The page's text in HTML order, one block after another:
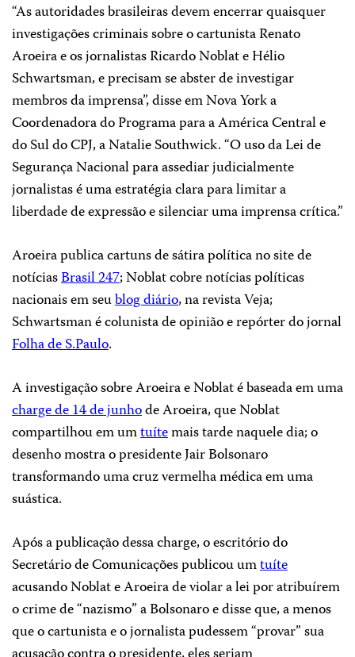
“As autoridades brasileiras devem encerrar quaisquer
investigações criminais sobre o cartunista Renato
Aroeira e os jornalistas Ricardo Noblat e Hélio
Schwartsman, e precisam se abster de investigar
membros da imprensa”, disse em Nova York a
Coordenadora do Programa para a América Central e
do Sul do CPJ, a Natalie Southwick. “O uso da Lei de
Segurança Nacional para assediar judicialmente
jornalistas é uma estratégia clara para limitar a
liberdade de expressão e silenciar uma imprensa crítica.”
Aroeira publica cartuns de sátira política no site de
notíciasBrasil 247; Noblat cobre notícias políticas
nacionais em seublog diário, na revista Veja;
Schwartsman é colunista de opinião e repórter do jornal
Folha de S.Paulo.
A investigação sobre Aroeira e Noblat é baseada em uma
charge de 14 de junhode Aroeira, que Noblat
compartilhou em umtuítemais tarde naquele dia; o
desenho mostra o presidente Jair Bolsonaro
transformando uma cruz vermelha médica em uma
suástica.
Após a publicação dessa charge, o escritório do
Secretário de Comunicações publicou umtuíte
acusando Noblat e Aroeira de violar a lei por atribuírem
o crime de “nazismo” a Bolsonaro e disse que, a menos
que o cartunista e o jornalista pudessem “provar” sua